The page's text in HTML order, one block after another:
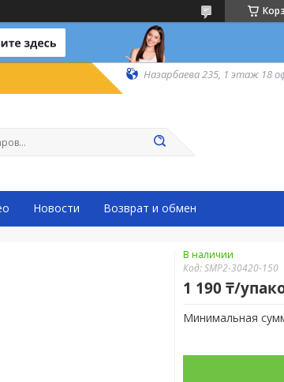
Назарбаева 235, 1 этаж 18
Новости Возврат и обмен
В наличии
Код:SMP2-30420-150
1 190 ₸/
Минимальная